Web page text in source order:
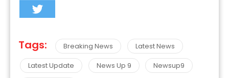
Tags: Breaking News
Latest News
Latest Update
News Up 9
Newsup9